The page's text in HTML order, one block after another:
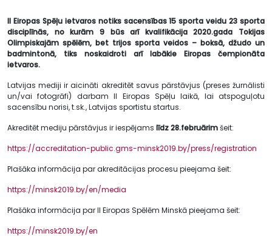
II Eiropas Spēļu ietvaros notiks sacensības 15 sporta veidu 23 sporta
disciplīnās, no kurām 9 būs arī kvalifikācija 2020.gada Tokijas
Olimpiskajām spēlēm, bet trijos sporta veidos – boksā, džudo un
badmintonā, tiks noskaidroti arī labākie Eiropas čempionāta
ietvaros.
Latvijas mediji ir aicināti akreditēt savus pārstāvjus (preses žurnālisti
un/vai fotogrāfi) darbam II Eiropas Spēļu laikā, lai atspoguļotu
sacensību norisi, t.sk., Latvijas sportistu startus.
Akreditēt mediju pārstāvjus ir iespējams līdz 28.februārimšeit:
https://accreditation-public.gms-minsk2019.by/press/registration
Plašāka informācija par akreditācijas procesu pieejama šeit:
https://minsk2019.by/en/media
Plašāka informācija par II Eiropas Spēlēm Minskā pieejama šeit:
https://minsk2019.by/en